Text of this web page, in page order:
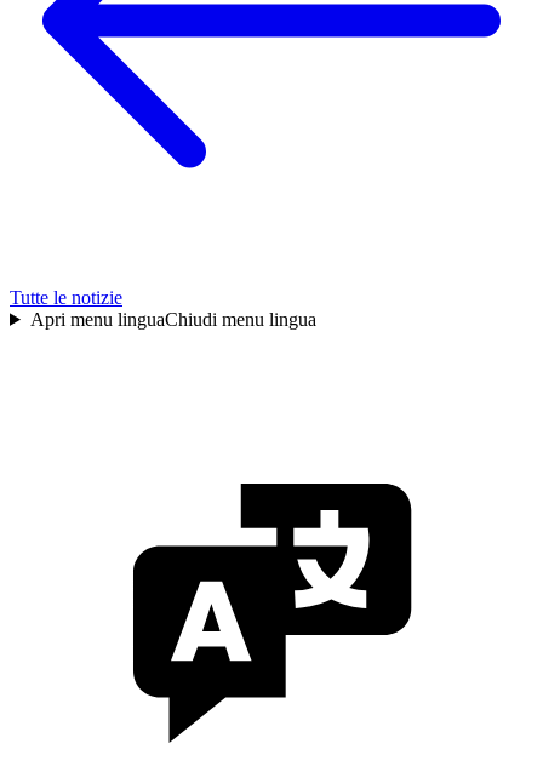
Tutte le notizie
Apri menu linguaChiudi menu lingua